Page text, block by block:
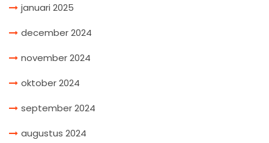
januari 2025
december 2024
november 2024
oktober 2024
september 2024
augustus 2024